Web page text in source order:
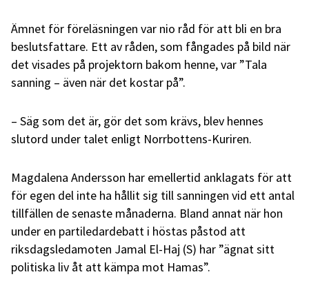
Ämnet för föreläsningen var nio råd för att bli en bra
beslutsfattare. Ett av råden, som fångades på bild när
det visades på projektorn bakom henne, var ”Tala
sanning – även när det kostar på”.
– Säg som det är, gör det som krävs, blev hennes
slutord under talet enligt Norrbottens-Kuriren.
Magdalena Andersson har emellertid anklagats för att
för egen del inte ha hållit sig till sanningen vid ett antal
tillfällen de senaste månaderna. Bland annat när hon
under en partiledardebatt i höstas påstod att
riksdagsledamoten Jamal El-Haj (S) har ”ägnat sitt
politiska liv åt att kämpa mot Hamas”.